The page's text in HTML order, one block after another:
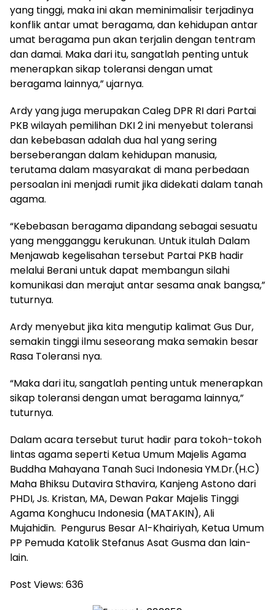
yang tinggi, maka ini akan meminimalisir terjadinya
konflik antar umat beragama, dan kehidupan antar
umat beragama pun akan terjalin dengan tentram
dan damai. Maka dari itu, sangatlah penting untuk
menerapkan sikap toleransi dengan umat
beragama lainnya,” ujarnya.
Ardy yang juga merupakan Caleg DPR RI dari Partai
PKB wilayah pemilihan DKI 2 ini menyebut toleransi
dan kebebasan adalah dua hal yang sering
berseberangan dalam kehidupan manusia,
terutama dalam masyarakat di mana perbedaan
persoalan ini menjadi rumit jika didekati dalam tanah
agama.
“Kebebasan beragama dipandang sebagai sesuatu
yang mengganggu kerukunan. Untuk itulah Dalam
Menjawab kegelisahan tersebut Partai PKB hadir
melalui Berani untuk dapat membangun silahi
komunikasi dan merajut antar sesama anak bangsa,”
tuturnya.
Ardy menyebut jika kita mengutip kalimat Gus Dur,
semakin tinggi ilmu seseorang maka semakin besar
Rasa Toleransi nya.
“Maka dari itu, sangatlah penting untuk menerapkan
sikap toleransi dengan umat beragama lainnya,”
tuturnya.
Dalam acara tersebut turut hadir para tokoh-tokoh
lintas agama seperti Ketua Umum Majelis Agama
Buddha Mahayana Tanah Suci Indonesia YM.Dr.(H.C)
Maha Bhiksu Dutavira Sthavira, Kanjeng Astono dari
PHDI, Js. Kristan, MA, Dewan Pakar Majelis Tinggi
Agama Konghucu Indonesia (MATAKIN), Ali
Mujahidin. Pengurus Besar Al-Khairiyah, Ketua Umum
PP Pemuda Katolik Stefanus Asat Gusma dan lain-
lain.
Post Views: 636